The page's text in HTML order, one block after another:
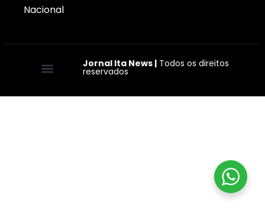
Nacional
Jornal Ita News |Todos os direitos
reservados